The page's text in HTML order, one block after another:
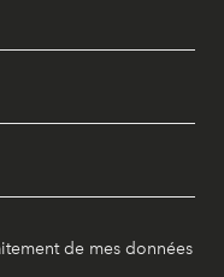
de mes données